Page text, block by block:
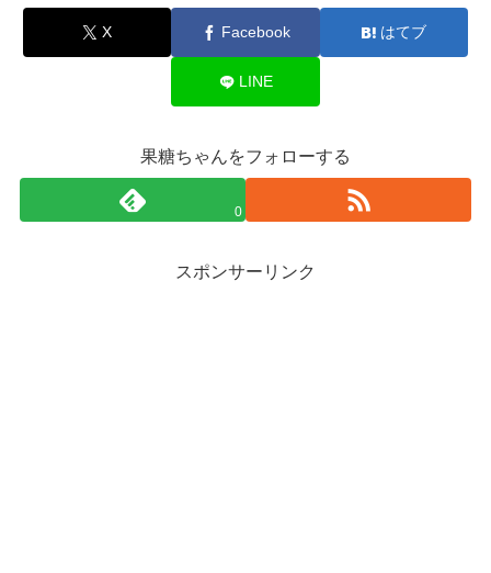
X Facebook はてブ
LINE
果糖ちゃんをフォローする
0
スポンサーリンク